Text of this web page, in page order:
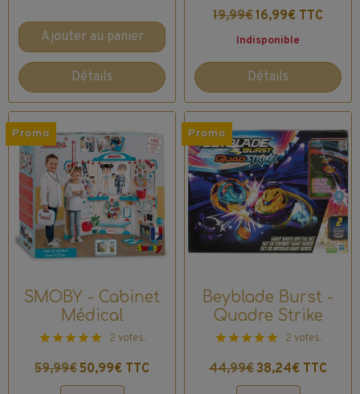
Ajouter au panier
Détails
19,99€16,99€ TTC
Indisponible
Détails
Promo
SMOBY - Cabinet
Médical
2 votes.
59,99€50,99€ TTC
Promo
Beyblade Burst -
Quadre Strike
2 votes.
44,99€ 38,24€ TTC